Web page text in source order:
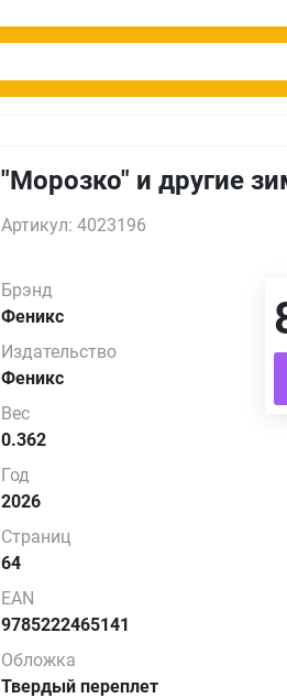
"Морозко" и другие
Артикул: 4023196
Брэнд
Феникс
Издательство
Феникс
Вес
0.362
Год
2026
Страниц
64
EAN
9785222465141
Обложка
Твердый переплет